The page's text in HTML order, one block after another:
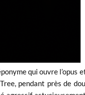
qui ouvre
pendant près de